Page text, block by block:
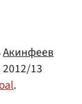
Акинфеев
13
.